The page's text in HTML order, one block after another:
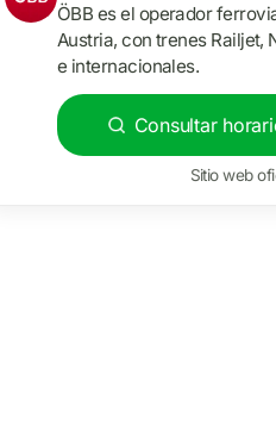
ÖBB es el operador
Austria, con trenes Railjet,
e internacionales.
Consultar
Sitio web